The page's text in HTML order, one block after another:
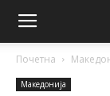
Почетна
Македонија